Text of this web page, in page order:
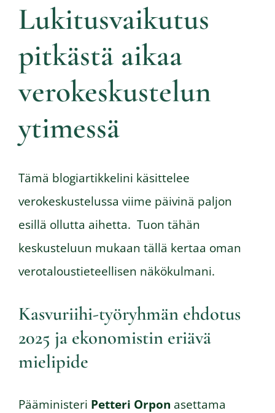
Lukitusvaikutus
pitkästä aikaa
verokeskustelun
ytimessä
Tämä blogiartikkelini käsittelee
verokeskustelussa viime päivinä paljon
esillä ollutta aihetta. Tuon tähän
keskusteluun mukaan tällä kertaa oman
verotaloustieteellisen näkökulmani.
Kasvuriihi-työryhmän ehdotus
2025 ja ekonomistin eriävä
mielipide
Pääministeri Petteri Orpon asettama